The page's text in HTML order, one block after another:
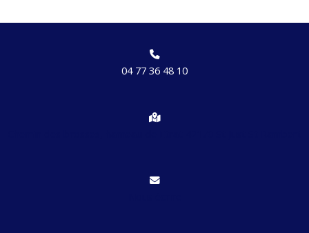
04 77 36 48 10